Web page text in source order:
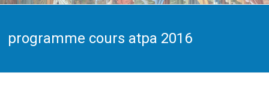
programme cours atpa 2016